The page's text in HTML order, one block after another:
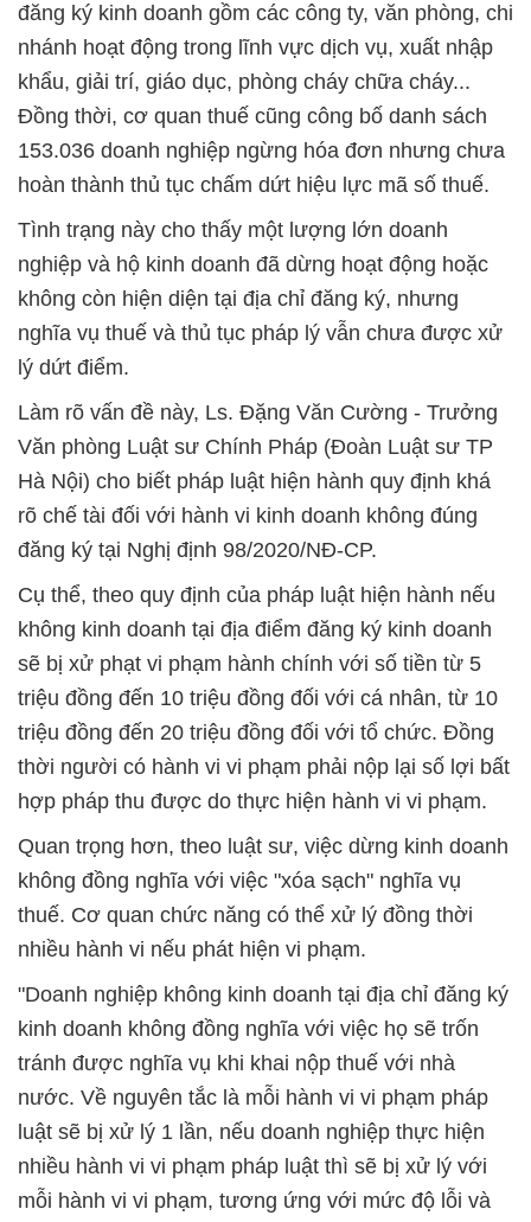
đăng ký kinh doanh gồm các công ty, văn phòng, chi
nhánh hoạt động trong lĩnh vực dịch vụ, xuất nhập
khẩu, giải trí, giáo dục, phòng cháy chữa cháy...
Đồng thời, cơ quan thuế cũng công bố danh sách
153.036 doanh nghiệp ngừng hóa đơn nhưng chưa
hoàn thành thủ tục chấm dứt hiệu lực mã số thuế.
Tình trạng này cho thấy một lượng lớn doanh
nghiệp và hộ kinh doanh đã dừng hoạt động hoặc
không còn hiện diện tại địa chỉ đăng ký, nhưng
nghĩa vụ thuế và thủ tục pháp lý vẫn chưa được xử
lý dứt điểm.
Làm rõ vấn đề này, Ls. Đặng Văn Cường - Trưởng
Văn phòng Luật sư Chính Pháp (Đoàn Luật sư TP
Hà Nội) cho biết pháp luật hiện hành quy định khá
rõ chế tài đối với hành vi kinh doanh không đúng
đăng ký tại Nghị định 98/2020/NĐ-CP.
Cụ thể, theo quy định của pháp luật hiện hành nếu
không kinh doanh tại địa điểm đăng ký kinh doanh
sẽ bị xử phạt vi phạm hành chính với số tiền từ 5
triệu đồng đến 10 triệu đồng đối với cá nhân, từ 10
triệu đồng đến 20 triệu đồng đối với tổ chức. Đồng
thời người có hành vi vi phạm phải nộp lại số lợi bất
hợp pháp thu được do thực hiện hành vi vi phạm.
Quan trọng hơn, theo luật sư, việc dừng kinh doanh
không đồng nghĩa với việc "xóa sạch" nghĩa vụ
thuế. Cơ quan chức năng có thể xử lý đồng thời
nhiều hành vi nếu phát hiện vi phạm.
"Doanh nghiệp không kinh doanh tại địa chỉ đăng ký
kinh doanh không đồng nghĩa với việc họ sẽ trốn
tránh được nghĩa vụ khi khai nộp thuế với nhà
nước. Về nguyên tắc là mỗi hành vi vi phạm pháp
luật sẽ bị xử lý 1 lần, nếu doanh nghiệp thực hiện
nhiều hành vi vi phạm pháp luật thì sẽ bị xử lý với
mỗi hành vi vi phạm, tương ứng với mức độ lỗi và